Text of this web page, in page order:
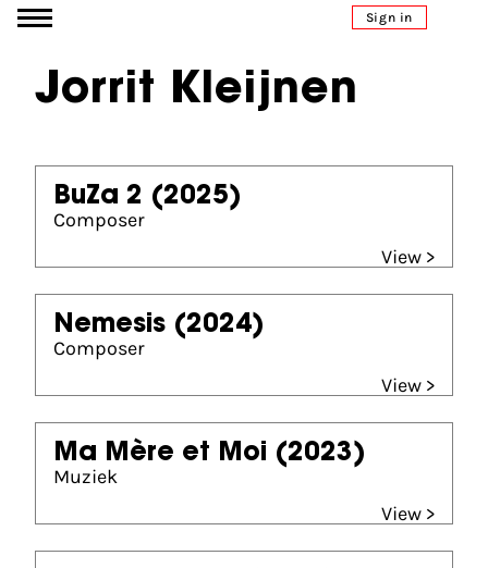
Go to content Sign in
Jorrit Kleijnen
BuZa 2 (2025)
Composer
View >
Nemesis (2024)
Composer
View >
Ma Mère et Moi (2023)
Muziek
View >